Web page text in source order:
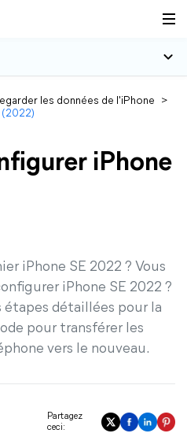
les données de l'iPhone
>
(2022)
iPhone
iPhone SE 2022 ? Vous
iPhone SE 2022 ?
étapes détaillées pour la
pour transférer les
vers le nouveau.
Partagez
ceci: